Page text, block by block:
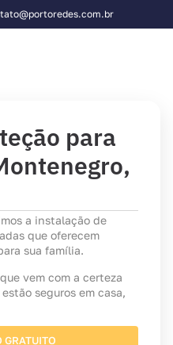
para
a instalação de
que oferecem
sua família.
vem com a certeza
seguros em casa,
GRATUITO